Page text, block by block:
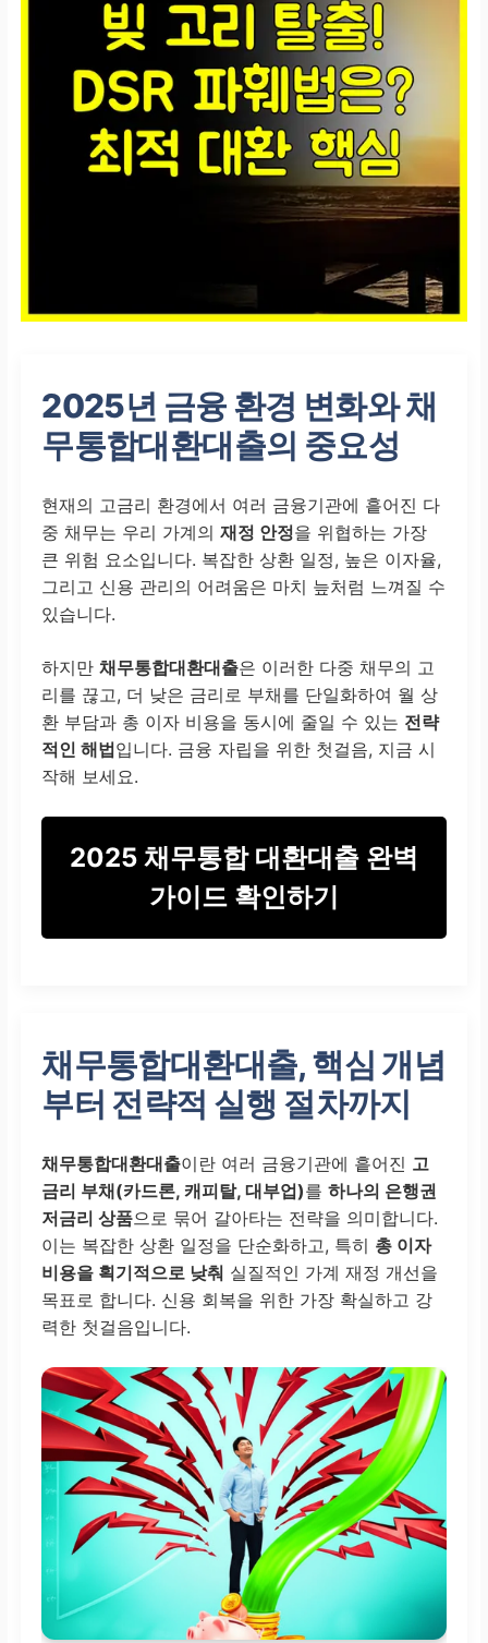
2025년 금융 환경 변화와 채
무통합대환대출의 중요성
현재의 고금리 환경에서 여러 금융기관에 흩어진 다
중 채무는 우리 가계의재정 안정을 위협하는 가장
큰 위험 요소입니다. 복잡한 상환 일정, 높은 이자율,
그리고 신용 관리의 어려움은 마치 늪처럼 느껴질 수
있습니다.
하지만채무통합대환대출은 이러한 다중 채무의 고
리를 끊고, 더 낮은 금리로 부채를 단일화하여 월 상
환 부담과 총 이자 비용을 동시에 줄일 수 있는 전략
적인 해법입니다. 금융 자립을 위한 첫걸음, 지금 시
작해 보세요.
2025 채무통합 대환대출 완벽
가이드 확인하기
채무통합대환대출, 핵심 개념
부터 전략적 실행 절차까지
채무통합대환대출이란 여러 금융기관에 흩어진 고
금리 부채(카드론, 캐피탈, 대부업)를하나의 은행권
저금리 상품으로 묶어 갈아타는 전략을 의미합니다.
이는 복잡한 상환 일정을 단순화하고, 특히 총 이자
비용을 획기적으로 낮춰 실질적인 가계 재정 개선을
목표로 합니다. 신용 회복을 위한 가장 확실하고 강
력한 첫걸음입니다.